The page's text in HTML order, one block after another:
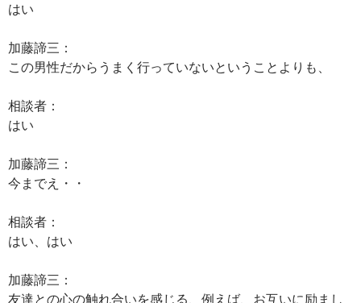
はい
加藤諦三：
この男性だからうまく行っていないということよりも、
相談者：
はい
加藤諦三：
今までえ・・
相談者：
はい、はい
加藤諦三：
友達との心の触れ合いを感じる、例えば、お互いに励まし